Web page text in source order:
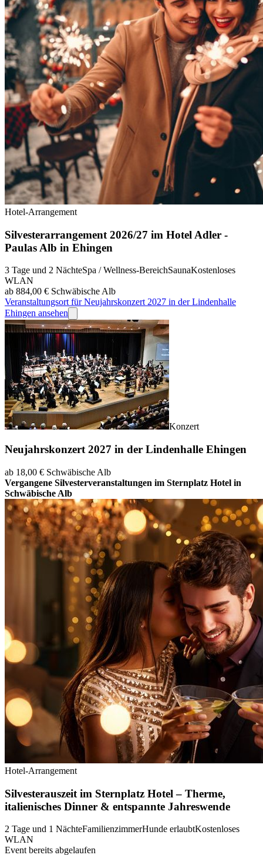
Hotel-Arrangement
Silvesterarrangement 2026/27 im Hotel Adler -
Paulas Alb in Ehingen
3 Tage und 2 NächteSpa / Wellness-BereichSaunaKostenloses
WLAN
ab 884,00 € Schwäbische Alb
Veranstaltungsort für Neujahrskonzert 2027 in der Lindenhalle
Ehingen ansehen
Konzert
Neujahrskonzert 2027 in der Lindenhalle Ehingen
ab 18,00 € Schwäbische Alb
Vergangene Silvesterveranstaltungen im Sternplatz Hotel in
Schwäbische Alb
Hotel-Arrangement
Silvesterauszeit im Sternplatz Hotel – Therme,
italienisches Dinner & entspannte Jahreswende
2 Tage und 1 NächteFamilienzimmerHunde erlaubtKostenloses
WLAN
Event bereits abgelaufen